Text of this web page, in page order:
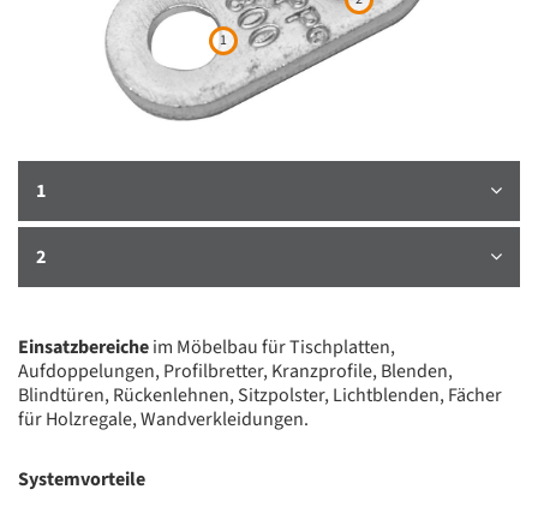
1
1
2
Einsatzbereicheim Möbelbau für Tischplatten,
Aufdoppelungen, Profilbretter, Kranzprofile, Blenden,
Blindtüren, Rückenlehnen, Sitzpolster, Lichtblenden, Fächer
für Holzregale, Wandverkleidungen.
Systemvorteile